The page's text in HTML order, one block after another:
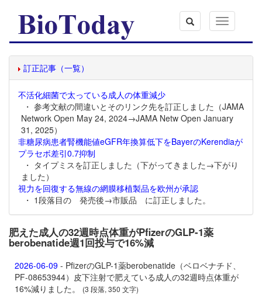
Toggle
navigation
訂正記事（一覧）
不活化細菌で太っている成人の体重減少
・ 参考文献の間違いとそのリンク先を訂正しました（JAMA
Network Open May 24, 2024→JAMA Netw Open January
31, 2025）
非糖尿病患者腎機能値eGFR年換算低下をBayerのKerendiaが
プラセボ差引0.7抑制
・ タイプミスを訂正しました（下がってきました→下がり
ました）
視力を回復する無線の網膜移植製品を欧州が承認
・ 1段落目の 発売後→市販品 に訂正しました。
肥えた成人の32週時点体重がPfizerのGLP-1薬
berobenatide週1回投与で16%減
2026-06-09 - PfizerのGLP-1薬berobenatide（ベロベナチド、
PF-08653944）皮下注射で肥えている成人の32週時点体重が
16%減りました。
(3 段落, 350 文字)